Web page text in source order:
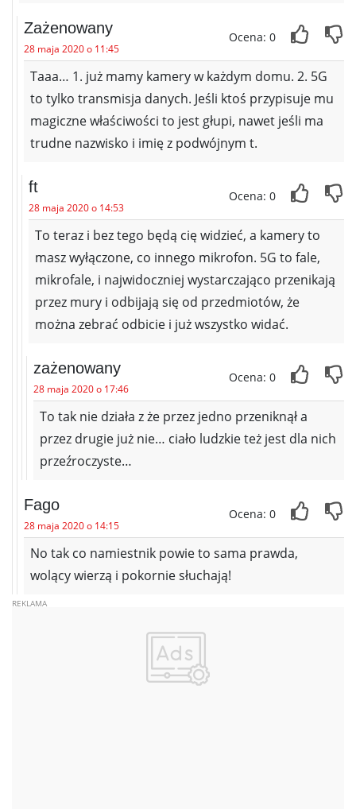
Zażenowany
28 maja 2020 o 11:45
Ocena: 0
Taaa… 1. już mamy kamery w każdym domu. 2. 5G
to tylko transmisja danych. Jeśli ktoś przypisuje mu
magiczne właściwości to jest głupi, nawet jeśli ma
trudne nazwisko i imię z podwójnym t.
ft
28 maja 2020 o 14:53
Ocena: 0
To teraz i bez tego będą cię widzieć, a kamery to
masz wyłączone, co innego mikrofon. 5G to fale,
mikrofale, i najwidoczniej wystarczająco przenikają
przez mury i odbijają się od przedmiotów, że
można zebrać odbicie i już wszystko widać.
zażenowany
28 maja 2020 o 17:46
Ocena: 0
To tak nie działa z że przez jedno przeniknął a
przez drugie już nie… ciało ludzkie też jest dla nich
przeźroczyste…
Fago
28 maja 2020 o 14:15
Ocena: 0
No tak co namiestnik powie to sama prawda,
wolący wierzą i pokornie słuchają!